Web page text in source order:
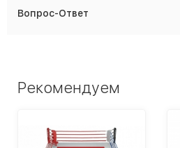
Вопрос-Ответ
Рекомендуем